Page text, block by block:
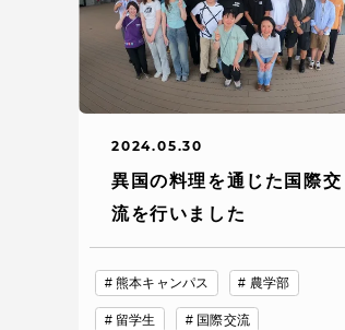
2024.05.30
異国の料理を通じた国際交
流を行いました
熊本キャンパス 農学部
留学生 国際交流
像と３つのポリシ